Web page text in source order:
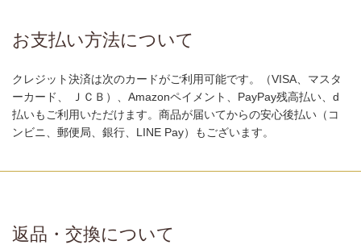
お支払い方法について
クレジット決済は次のカードがご利用可能です。（VISA、マスタ
ーカード、 ＪＣＢ）、Amazonペイメント、PayPay残高払い、d
払いもご利用いただけます。商品が届いてからの安心後払い（コ
ンビニ、郵便局、銀行、LINE Pay）もございます。
返品・交換について